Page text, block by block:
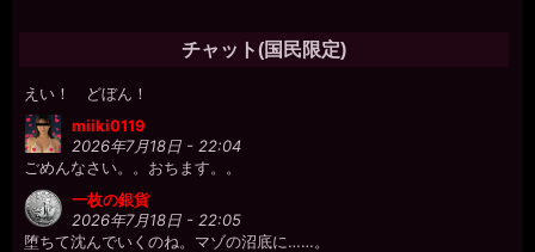
チャット(国民限定)
えい！ どぼん！
miiki0119
2026年7月18日 - 22:04
ごめんなさい。。おちます。。
一枚の銀貨
2026年7月18日 - 22:05
堕ちて沈んでいくのね。マゾの沼底に……。